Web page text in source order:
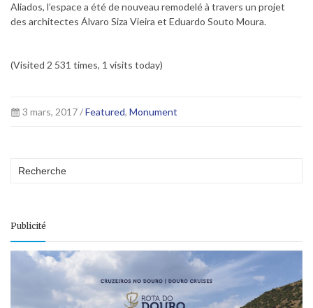
Aliados, l’espace a été de nouveau remodelé à travers un projet
des architectes Álvaro Siza Vieira et Eduardo Souto Moura.
(Visited 2 531 times, 1 visits today)
3 mars, 2017 /Featured, Monument
Publicité